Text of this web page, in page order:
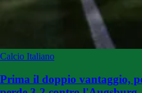
Calcio Italiano
Prima il doppio vantaggio,